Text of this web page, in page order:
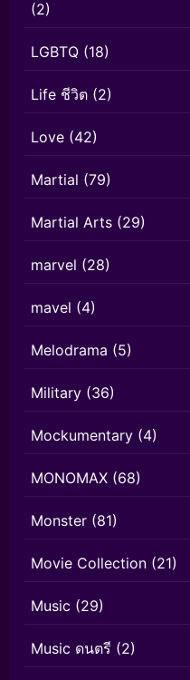
(2)
LGBTQ (18)
Life ชีวิต (2)
Love (42)
Martial (79)
Martial Arts (29)
marvel (28)
mavel (4)
Melodrama (5)
Military (36)
Mockumentary (4)
MONOMAX (68)
Monster (81)
Movie Collection (21)
Music (29)
Music ดนตรี (2)